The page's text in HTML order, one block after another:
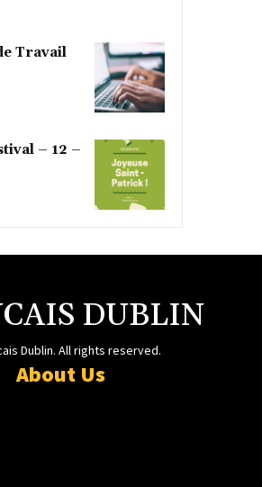
Travail
– 12 –
DUBLIN
Dublin. All rights reserved.
About Us